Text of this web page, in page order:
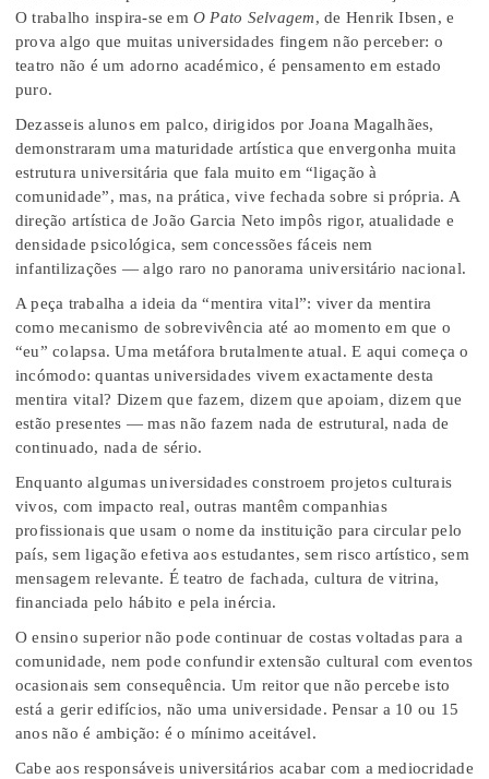
O trabalho inspira-se em O Pato Selvagem, de Henrik Ibsen, e
prova algo que muitas universidades fingem não perceber: o
teatro não é um adorno académico, é pensamento em estado
puro.
Dezasseis alunos em palco, dirigidos por Joana Magalhães,
demonstraram uma maturidade artística que envergonha muita
estrutura universitária que fala muito em “ligação à
comunidade”, mas, na prática, vive fechada sobre si própria. A
direção artística de João Garcia Neto impôs rigor, atualidade e
densidade psicológica, sem concessões fáceis nem
infantilizações — algo raro no panorama universitário nacional.
A peça trabalha a ideia da “mentira vital”: viver da mentira
como mecanismo de sobrevivência até ao momento em que o
“eu” colapsa. Uma metáfora brutalmente atual. E aqui começa o
incómodo: quantas universidades vivem exactamente desta
mentira vital? Dizem que fazem, dizem que apoiam, dizem que
estão presentes — mas não fazem nada de estrutural, nada de
continuado, nada de sério.
Enquanto algumas universidades constroem projetos culturais
vivos, com impacto real, outras mantêm companhias
profissionais que usam o nome da instituição para circular pelo
país, sem ligação efetiva aos estudantes, sem risco artístico, sem
mensagem relevante. É teatro de fachada, cultura de vitrina,
financiada pelo hábito e pela inércia.
O ensino superior não pode continuar de costas voltadas para a
comunidade, nem pode confundir extensão cultural com eventos
ocasionais sem consequência. Um reitor que não percebe isto
está a gerir edifícios, não uma universidade. Pensar a 10 ou 15
anos não é ambição: é o mínimo aceitável.
Cabe aos responsáveis universitários acabar com a mediocridade